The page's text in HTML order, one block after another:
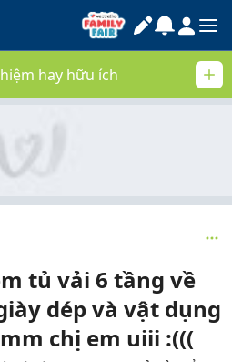
hay hữu ích
tủ vải 6 tầng về
dép và vật dụng
chị em uiii :(((